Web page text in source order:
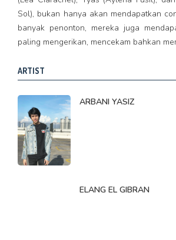
Sol), bukan hanya akan mendapatkan
banyak penonton, mereka juga
paling mengerikan, mencekam bahkan
ARTIST
ARBANI YASIZ
ELANG EL GIBRAN